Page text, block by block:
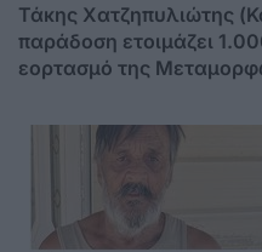
Τάκης Χατζηπυλιώτης
παράδοση ετοιμάζει
εορτασμό της